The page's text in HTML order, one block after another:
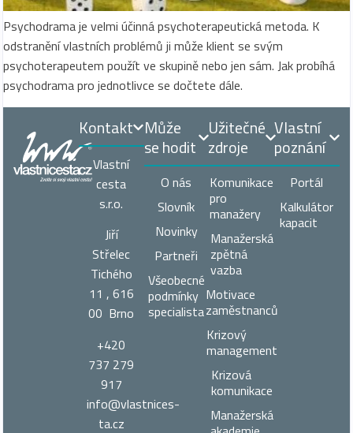
Psychodrama je velmi účinná psychoterapeutická metoda. K
odstranění vlastních problémů ji může klient se svým
psychoterapeutem použít ve skupině nebo jen sám. Jak probíhá
psychodrama pro jednotlivce se dočtete dále.
Může
se hodit
O nás
Slovník
Novinky
Partneři
Všeobecné
podmínky
specialista
Užitečné
zdroje
Komunikace
pro
manažery
Manažerská
zpětná
vazba
Motivace
zaměstnanců
Krizový
management
Krizová
komunikace
Manažerská
Vlastní
poznání
Portál
Kalkulátor
kapacit
Kontakt
Vlastní
cesta
s.r.o.
Jiří
Střelec
Tichého
11 , 616
00 Brno
+420
737 279
917
info@vlastnices­
ta.cz